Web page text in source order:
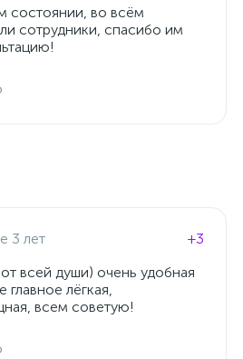
состоянии, во всём
сотрудники, спасибо им
3 лет
+3
всей души) очень удобная
лёгкая,
всем советую!